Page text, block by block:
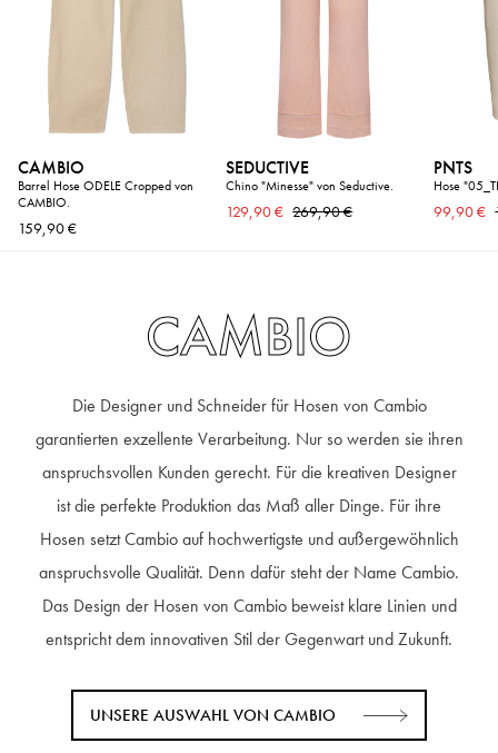
CAMBIO
Barrel Hose ODELE Cropped von
CAMBIO.
159,90 €
SEDUCTIVE
Chino "Minesse" von Seductive.
129,90 € 269,90 €
PNTS
Hose
99,90 €
CAMBIO
Die Designer und Schneider für Hosen von Cambio
garantierten exzellente Verarbeitung. Nur so werden sie ihren
anspruchsvollen Kunden gerecht. Für die kreativen Designer
ist die perfekte Produktion das Maß aller Dinge. Für ihre
Hosen setzt Cambio auf hochwertigste und außergewöhnlich
anspruchsvolle Qualität. Denn dafür steht der Name Cambio.
Das Design der Hosen von Cambio beweist klare Linien und
entspricht dem innovativen Stil der Gegenwart und Zukunft.
UNSERE AUSWAHL VON CAMBIO